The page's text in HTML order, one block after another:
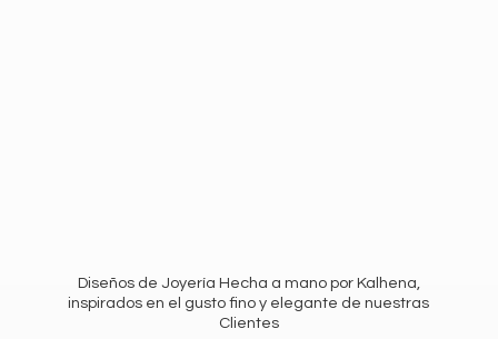
Diseños de Joyería Hecha a mano por Kalhena,
inspirados en el gusto fino y elegante de nuestras
Clientes